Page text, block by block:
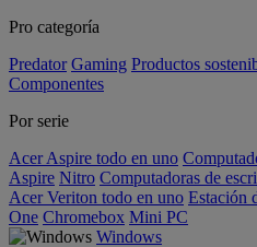
Pro categoría
Predator Gaming Productos
Componentes
Por serie
Acer Aspire todo en uno
Aspire Nitro Computadoras de
Acer Veriton todo en uno Estación
One Chromebox Mini PC
Windows